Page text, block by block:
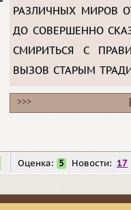
различных миров
до совершенно
смириться с
вызов старым
>>>
Оценка: 5 Новости: 17